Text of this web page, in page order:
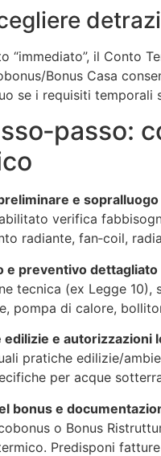
“immediato”, il Conto
Bonus Casa
se i requisiti temporali
e
verifica
radiante, fan‑coil,
e preventivo dettagliato
tecnica (ex Legge
pompa di calore,
edilizie e autorizzazioni
pratiche edilizie/
per acque
bonus e
o Bonus
Predisponi